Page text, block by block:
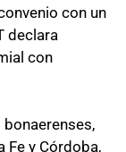
con un
declara
con
Fe y Córdoba,